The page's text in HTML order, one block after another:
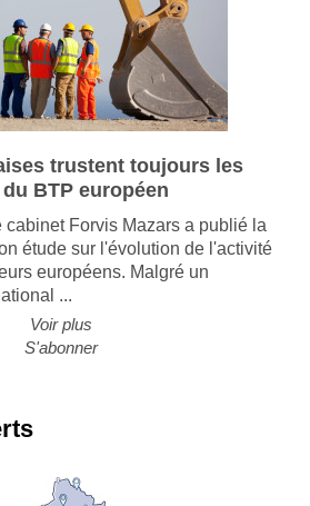
trustent toujours les
BTP européen
Forvis Mazars a publié la
étude sur l'évolution de l'activité
européens. Malgré un
...
Voir plus
S'abonner